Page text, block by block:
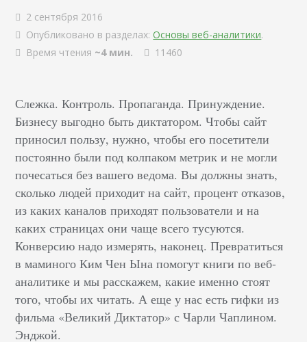
2 сентября 2016
Опубликовано в разделах: Основы веб-аналитики.
Время чтения ~4 мин. 11460
Слежка. Контроль. Пропаганда. Принуждение.
Бизнесу выгодно быть диктатором. Чтобы сайт
приносил пользу, нужно, чтобы его посетители
постоянно были под колпаком метрик и не могли
почесаться без вашего ведома. Вы должны знать,
сколько людей приходит на сайт, процент отказов,
из каких каналов приходят пользователи и на
каких страницах они чаще всего тусуются.
Конверсию надо измерять, наконец. Превратиться
в маминого Ким Чен Ына помогут книги по веб-
аналитике и мы расскажем, какие именно стоят
того, чтобы их читать. А еще у нас есть гифки из
фильма «Великий Диктатор» с Чарли Чаплином.
Энджой.